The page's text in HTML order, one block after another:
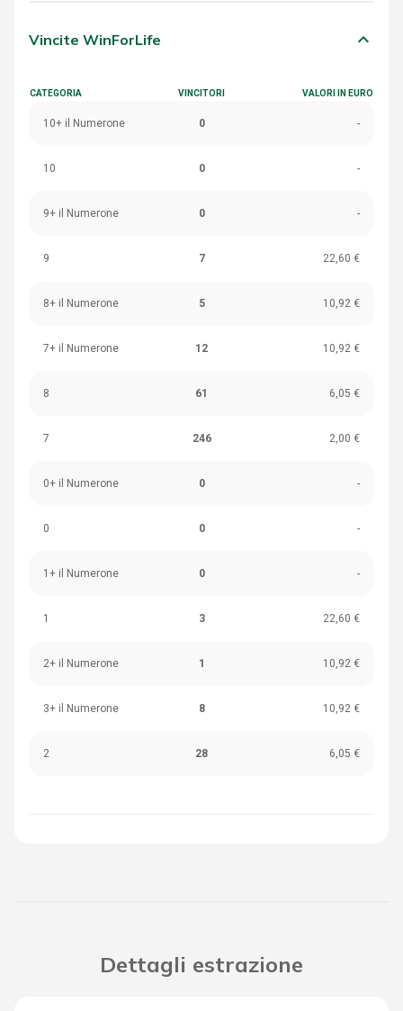
Vincite WinForLife keyboard_arrow_down
CATEGORIA VINCITORI VALORI IN EURO
10+ il Numerone 0 -
10 0 -
9+ il Numerone 0 -
9 7 22,60 €
8+ il Numerone 5 10,92 €
7+ il Numerone 12 10,92 €
8 61 6,05 €
7 246 2,00 €
0+ il Numerone 0 -
0 0 -
1+ il Numerone 0 -
1 3 22,60 €
2+ il Numerone 1 10,92 €
3+ il Numerone 8 10,92 €
2 28 6,05 €
Dettagli estrazione